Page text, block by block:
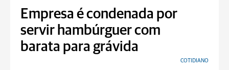
Empresa é condenada por
servir hambúrguer com
barata para grávida
COTIDIANO